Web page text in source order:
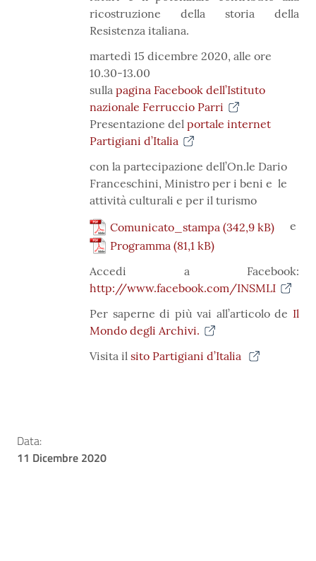
ricostruzione della storia della
Resistenza italiana.
martedì 15 dicembre 2020, alle ore
10.30-13.00
sulla pagina Facebook dell’Istituto
nazionale Ferruccio Parri
Presentazione del portale internet
Partigiani d’Italia
con la partecipazione dell’On.le Dario
Franceschini, Ministro per i beni e le
attività culturali e per il turismo
Comunicato_stampa
e
Programma
Accedi a Facebook:
http://www.facebook.com/INSMLI
Per saperne di più vai all’articolo de Il
Mondo degli Archivi.
Visita il sito Partigiani d’Italia
Data:
11 Dicembre 2020